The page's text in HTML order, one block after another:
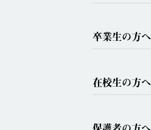
卒業生の方へ
在校生の方へ